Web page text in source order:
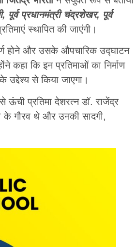
पूर्व प्रधानमंत्री चंद्रशेखर, पूर्व
स्थापित की जाएंगी।
होने और उसके औपचारिक उद्घाटन
कहा कि इन प्रतिमाओं का निर्माण
से किया जाएगा।
प्रतिमा देशरत्न डॉ. राजेंद्र
के गौरव थे और उनकी सादगी,